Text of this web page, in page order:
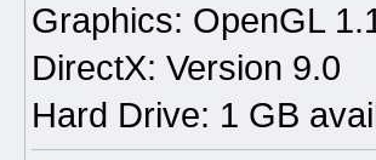
Graphics: OpenGL
DirectX: Version 9.0
Hard Drive: 1 GB